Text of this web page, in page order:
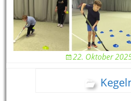
22. Oktober